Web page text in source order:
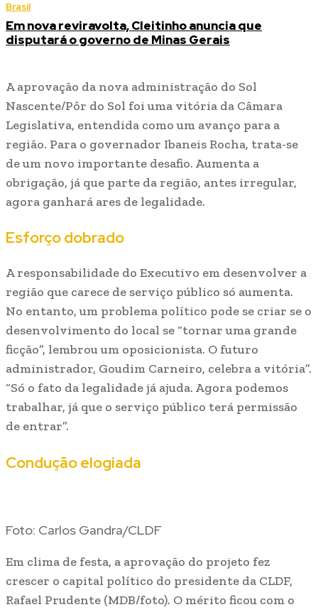
Brasil
Em nova reviravolta, Cleitinho anuncia que
disputará o governo de Minas Gerais
A aprovação da nova administração do Sol
Nascente/Pôr do Sol foi uma vitória da Câmara
Legislativa, entendida como um avanço para a
região. Para o governador Ibaneis Rocha, trata-se
de um novo importante desafio. Aumenta a
obrigação, já que parte da região, antes irregular,
agora ganhará ares de legalidade.
Esforço dobrado
A responsabilidade do Executivo em desenvolver a
região que carece de serviço público só aumenta.
No entanto, um problema político pode se criar se o
desenvolvimento do local se “tornar uma grande
ficção”, lembrou um oposicionista. O futuro
administrador, Goudim Carneiro, celebra a vitória”.
“Só o fato da legalidade já ajuda. Agora podemos
trabalhar, já que o serviço público terá permissão
de entrar”.
Condução elogiada
Foto: Carlos Gandra/CLDF
Em clima de festa, a aprovação do projeto fez
crescer o capital político do presidente da CLDF,
Rafael Prudente (MDB/foto). O mérito ficou com o